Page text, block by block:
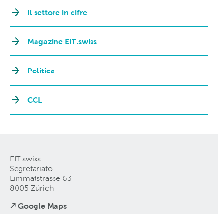
Il settore in cifre
Magazine EIT.swiss
Politica
CCL
EIT.swiss
Segretariato
Limmatstrasse 63
8005 Zürich
↗ Google Maps